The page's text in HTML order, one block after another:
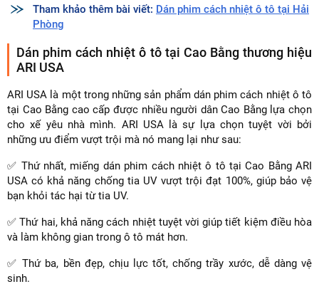
Tham khảo thêm bài viết: Dán phim cách nhiệt ô tô tại Hải
Phòng
Dán phim cách nhiệt ô tô tại Cao Bằng thương hiệu
ARI USA
ARI USA là một trong những sản phẩm dán phim cách nhiệt ô tô
tại Cao Bằng cao cấp được nhiều người dân Cao Bằng lựa chọn
cho xế yêu nhà mình. ARI USA là sự lựa chọn tuyệt vời bởi
những ưu điểm vượt trội mà nó mang lại như sau:
✅ Thứ nhất, miếng dán phim cách nhiệt ô tô tại Cao Bằng ARI
USA có khả năng chống tia UV vượt trội đạt 100%, giúp bảo vệ
bạn khỏi tác hại từ tia UV.
✅ Thứ hai, khả năng cách nhiệt tuyệt vời giúp tiết kiệm điều hòa
và làm không gian trong ô tô mát hơn.
✅ Thứ ba, bền đẹp, chịu lực tốt, chống trầy xước, dễ dàng vệ
sinh.